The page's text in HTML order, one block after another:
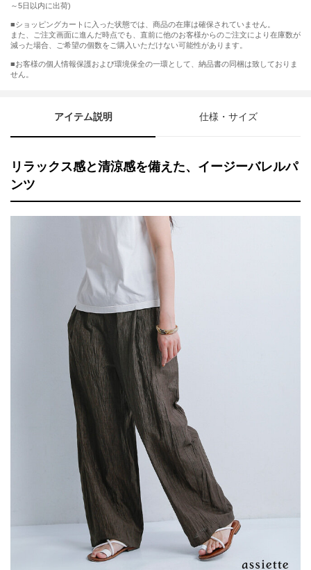
～5日以内に出荷)
■ショッピングカートに入った状態では、商品の在庫は確保されていません。
また、ご注文画面に進んだ時点でも、直前に他のお客様からのご注文により在庫数が
減った場合、ご希望の個数をご購入いただけない可能性があります。
■お客様の個人情報保護および環境保全の一環として、納品書の同梱は致しておりま
せん。
アイテム説明 仕様・サイズ
リラックス感と清涼感を備えた、イージーバレルパ
ンツ